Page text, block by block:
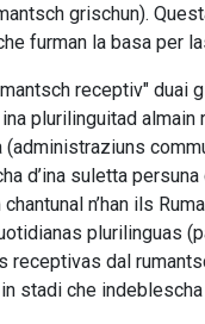
grischun).
furman la basa per
receptiv" duai
plurilinguitad almain
(administraziuns
d’ina suletta
n’han ils
plurilinguas
receptivas dal
stadi che